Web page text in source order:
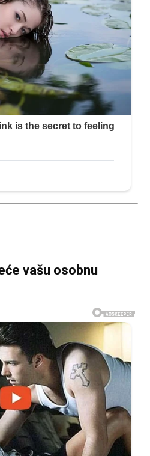
vašu osobnu